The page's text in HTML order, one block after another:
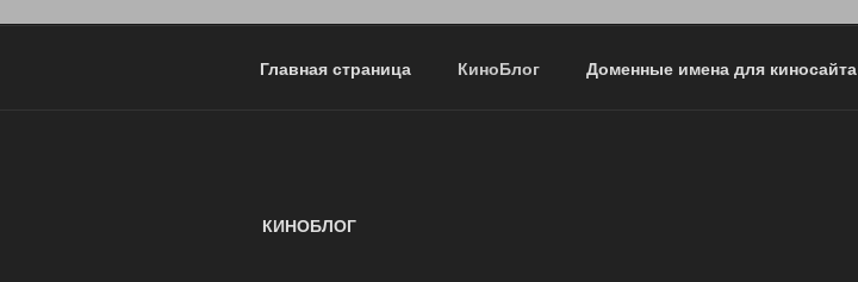
Главная страница КиноБлог Доменные имена для киносайта
КИНОБЛОГ